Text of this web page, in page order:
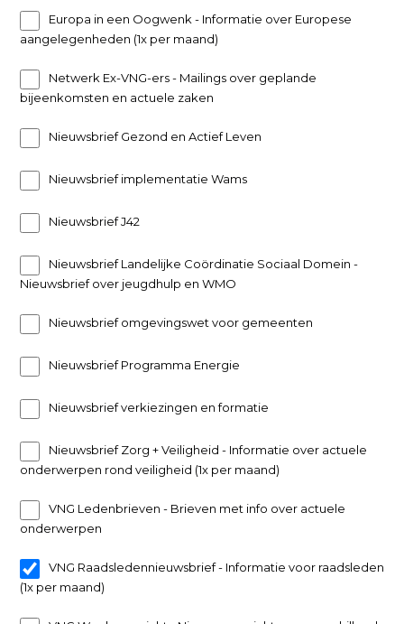
Europa in een Oogwenk - Informatie over Europese
aangelegenheden (1x per maand)
Netwerk Ex-VNG-ers - Mailings over geplande
bijeenkomsten en actuele zaken
Nieuwsbrief Gezond en Actief Leven
Nieuwsbrief implementatie Wams
Nieuwsbrief J42
Nieuwsbrief Landelijke Coördinatie Sociaal Domein -
Nieuwsbrief over jeugdhulp en WMO
Nieuwsbrief omgevingswet voor gemeenten
Nieuwsbrief Programma Energie
Nieuwsbrief verkiezingen en formatie
Nieuwsbrief Zorg + Veiligheid - Informatie over actuele
onderwerpen rond veiligheid (1x per maand)
VNG Ledenbrieven - Brieven met info over actuele
onderwerpen
VNG Raadsledennieuwsbrief - Informatie voor raadsleden
(1x per maand)